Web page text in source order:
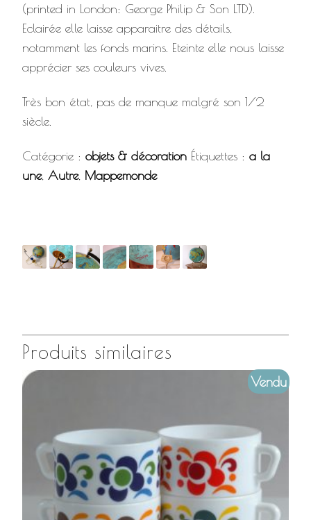
(printed in London: George Philip & Son LTD).
Eclairée elle laisse apparaitre des détails,
notamment les fonds marins. Eteinte elle nous laisse
apprécier ses couleurs vives.
Très bon état, pas de manque malgré son 1/2
siècle.
Catégorie : objets & décoration Étiquettes : a la
une, Autre, Mappemonde
Produits similaires
Vendu